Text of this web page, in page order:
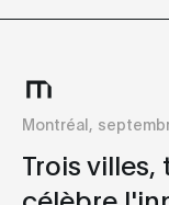
Montréal,
Trois villes,